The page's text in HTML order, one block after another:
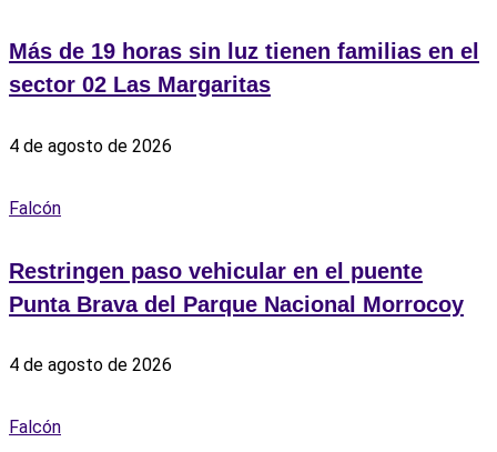
Más de 19 horas sin luz tienen familias en el
sector 02 Las Margaritas
4 de agosto de 2026
Falcón
Restringen paso vehicular en el puente
Punta Brava del Parque Nacional Morrocoy
4 de agosto de 2026
Falcón